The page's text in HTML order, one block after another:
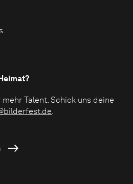
mehr Talent. Schick uns deine